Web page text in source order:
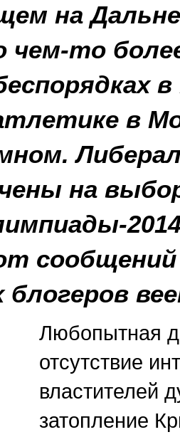
на
чем-то
в
на
сообщений
Любопытная
отсутствие
властителей
затопление